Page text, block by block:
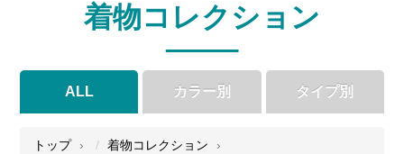
着物コレクション
ALL カラー別
● ● ●
タイプ別
トップ
着物コレクション